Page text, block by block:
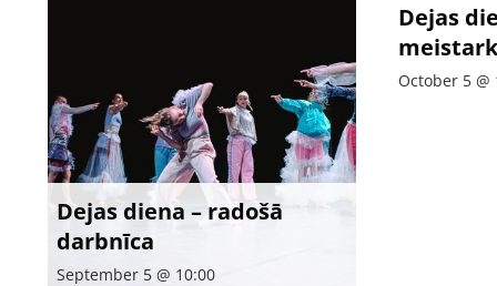
Dejas diena – radošā
darbnīca
September 5 @ 10:00
Dejas
October 5 @